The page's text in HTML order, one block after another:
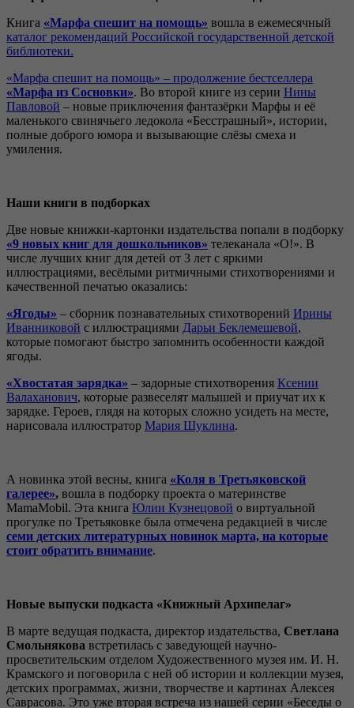
Книга «Марфа спешит на помощь» вошла в ежемесячный
каталог рекомендаций Российской государственной детской
библиотеки.
«Марфа спешит на помощь» – продолжение бестселлера
«Марфа из Сосновки». Во второй книге из серии Нины
Павловой – новые приключения фантазёрки Марфы и её
маленького свинячьего ледокола «Бесстрашный», истории,
полные доброго юмора и вызывающие слёзы смеха и
умиления.
Наши книги в подборках
Две новые книжки-картонки издательства попали в подборку
«9 новых книг для дошкольников» телеканала «О!». В
числе лучших книг для детей от 3 лет с яркими
иллюстрациями, весёлыми ритмичными стихотворениями и
качественной печатью оказались:
«Ягоды» – сборник познавательных стихотворений Ирины
Иванниковой с иллюстрациями Дарьи Беклемешевой,
которые помогают быстро запомнить особенности каждой
ягоды.
«Хвостатая зарядка» – задорные стихотворения Ксении
Валаханович, которые развеселят малышей и приучат их к
зарядке. Героев, глядя на которых сложно усидеть на месте,
нарисовала иллюстратор Мария Шуклина.
А новинка этой весны, книга «Коля в Третьяковской
галерее», вошла в подборку проекта о материнстве
MamaMobil. Эта книга Юлии Кузнецовой о виртуальной
прогулке по Третьяковке была отмечена редакцией в числе
семи детских литературных новинок марта, на которые
стоит обратить внимание.
Новые выпуски подкаста «Книжный Архипелаг»
В марте ведущая подкаста, директор издательства, Светлана
Смольнякова встретилась с заведующей научно-
просветительским отделом Художественного музея им. И. Н.
Крамского и поговорила с ней об истории и коллекции музея,
детских программах, жизни, творчестве и картинах Алексея
Саврасова. Это уже вторая встреча из нашей серии «Беседы о